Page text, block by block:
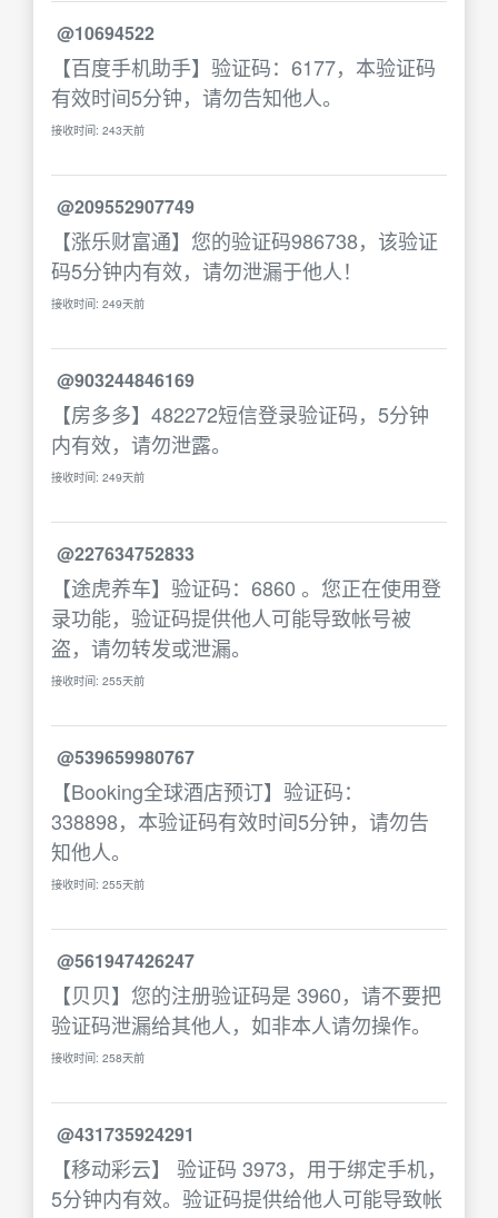
@10694522
【百度手机助手】验证码：6177，本验证码
有效时间5分钟，请勿告知他人。
接收时间: 243天前
@209552907749
【涨乐财富通】您的验证码986738，该验证
码5分钟内有效，请勿泄漏于他人！
接收时间: 249天前
@903244846169
【房多多】482272短信登录验证码，5分钟
内有效，请勿泄露。
接收时间: 249天前
@227634752833
【途虎养车】验证码：6860 。您正在使用登
录功能，验证码提供他人可能导致帐号被
盗，请勿转发或泄漏。
接收时间: 255天前
@539659980767
【Booking全球酒店预订】验证码：
338898，本验证码有效时间5分钟，请勿告
知他人。
接收时间: 255天前
@561947426247
【贝贝】您的注册验证码是 3960，请不要把
验证码泄漏给其他人，如非本人请勿操作。
接收时间: 258天前
@431735924291
【移动彩云】 验证码 3973，用于绑定手机，
5分钟内有效。验证码提供给他人可能导致帐